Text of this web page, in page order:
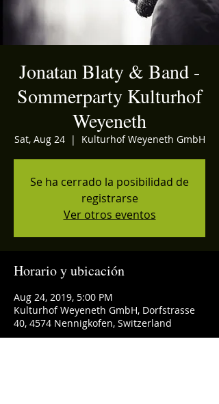
Jonatan Blaty & Band -
Sommerparty Kulturhof
Weyeneth
Sat, Aug 24
  |
Kulturhof Weyeneth GmbH
Se ha cerrado la posibilidad de
registrarse
Ver otros eventos
Horario y ubicación
Aug 24, 2019, 5:00 PM
Kulturhof Weyeneth GmbH, Dorfstrasse
40, 4574 Nennigkofen, Switzerland